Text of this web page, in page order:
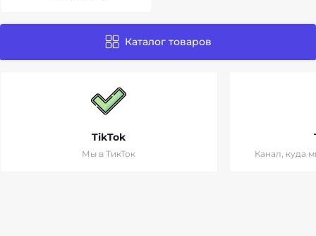
Каталог товаров
TikTok
Мы в ТикТок Канал, куда